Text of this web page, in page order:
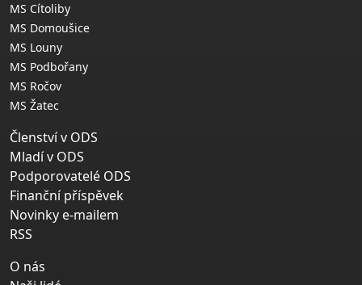
MS Cítoliby
MS Domoušice
MS Louny
MS Podbořany
MS Ročov
MS Žatec
Členství v ODS
Mladí v ODS
Podporovatelé ODS
Finanční příspěvek
Novinky e-mailem
RSS
O nás